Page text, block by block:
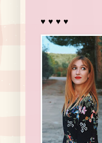
♥ ♥ ♥ ♥